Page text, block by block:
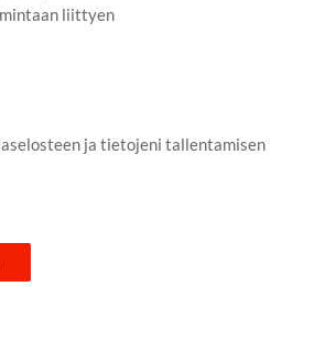
liittyen
ja tietojeni tallentamisen